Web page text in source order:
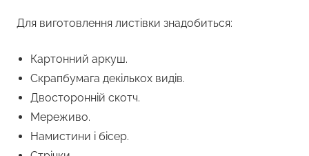
Для виготовлення листівки знадобиться:
Картонний аркуш.
Скрапбумага декількох видів.
Двосторонній скотч.
Мереживо.
Намистини і бісер.